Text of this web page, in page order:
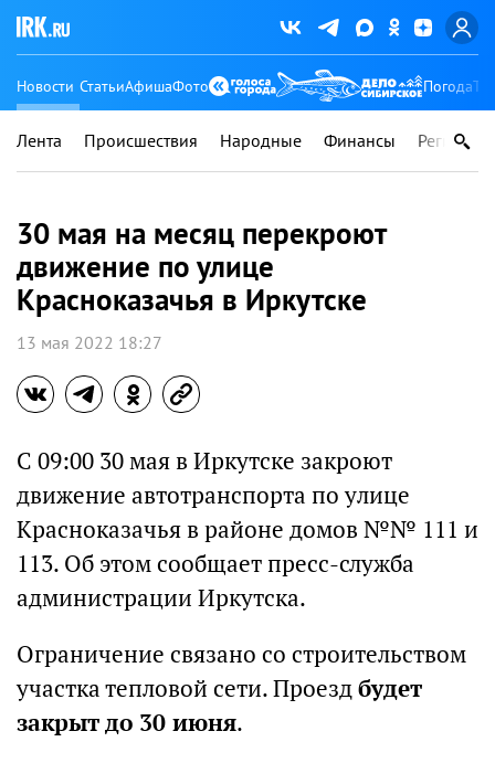
Новости СтатьиАфишаФото Погода
Лента Происшествия Народные Финансы Регионы
30 мая на месяц перекроют
движение по улице
Красноказачья в Иркутске
13 мая 2022 18:27
С 09:00 30 мая в Иркутске закроют
движение автотранспорта по улице
Красноказачья в районе домов №№ 111 и
113. Об этом сообщает пресс-служба
администрации Иркутска.
Ограничение связано со строительством
участка тепловой сети. Проездбудет
закрыт до 30 июня.